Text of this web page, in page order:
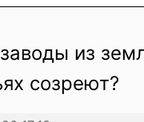
из
созреют?